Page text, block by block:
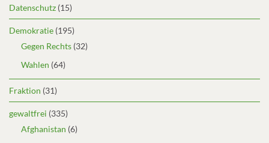
Datenschutz (15)
Demokratie (195)
Gegen Rechts (32)
Wahlen (64)
Fraktion (31)
gewaltfrei (335)
Afghanistan (6)